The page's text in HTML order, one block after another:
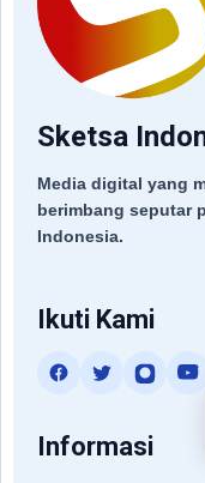
Sketsa
Media digital yang
berimbang seputar
Indonesia.
Ikuti Kami
Informasi